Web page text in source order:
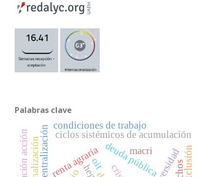
Palabras clave
deuda pública
renta agraria
centralización ciclos sistémicos de acumulación
macri
oit
condiciones de trabajo
exclusión